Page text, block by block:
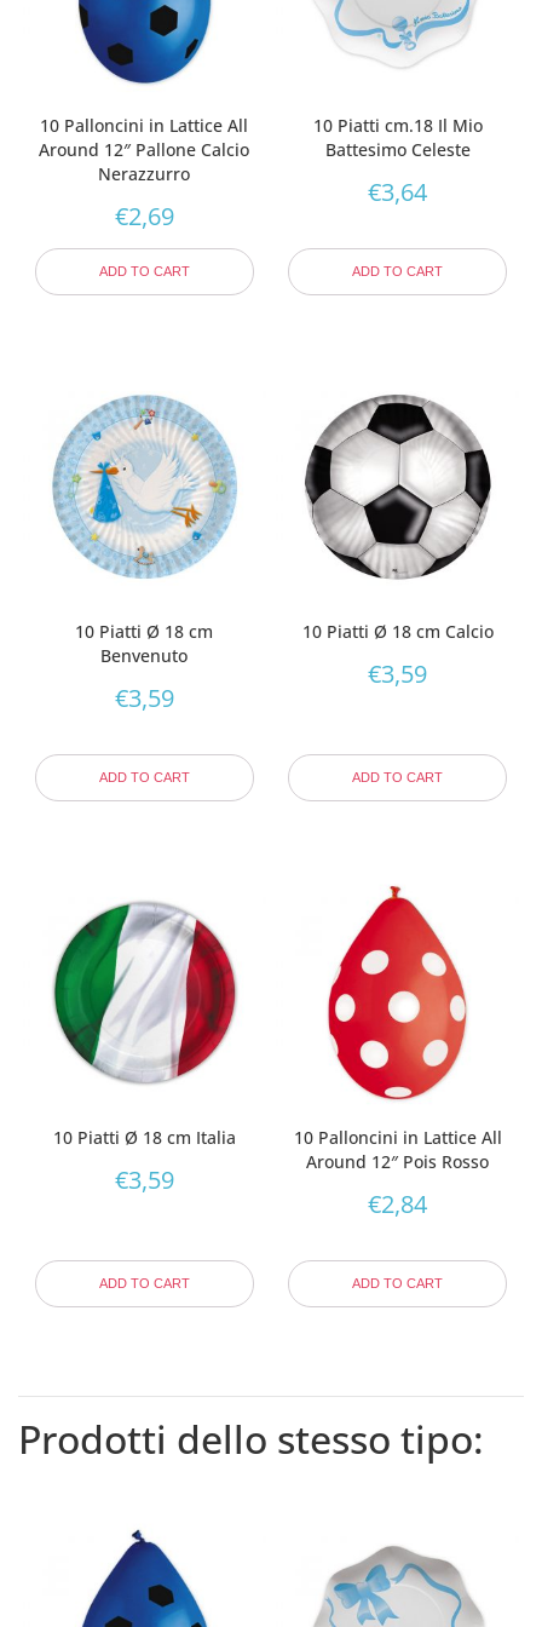
10 Palloncini in Lattice All
Around 12″ Pallone Calcio
Nerazzurro
€2,69
ADD TO CART
10 Piatti cm.18 Il Mio
Battesimo Celeste
€3,64
ADD TO CART
10 Piatti Ø 18 cm
Benvenuto
€3,59
ADD TO CART
10 Piatti Ø 18 cm Calcio
€3,59
ADD TO CART
10 Piatti Ø 18 cm Italia
€3,59
ADD TO CART
10 Palloncini in Lattice All
Around 12″ Pois Rosso
€2,84
ADD TO CART
Prodotti dello stesso tipo: